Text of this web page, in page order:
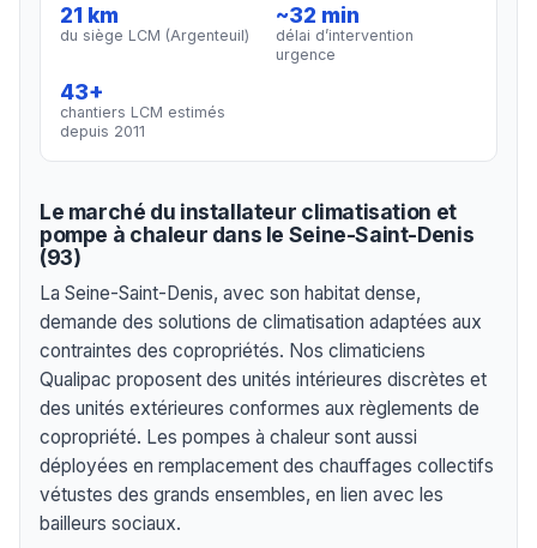
21 km
du siège LCM (Argenteuil)
~32 min
délai d’intervention
urgence
43+
chantiers LCM estimés
depuis 2011
Le marché du installateur climatisation et
pompe à chaleur dans le Seine-Saint-Denis
(93)
La Seine-Saint-Denis, avec son habitat dense,
demande des solutions de climatisation adaptées aux
contraintes des copropriétés. Nos climaticiens
Qualipac proposent des unités intérieures discrètes et
des unités extérieures conformes aux règlements de
copropriété. Les pompes à chaleur sont aussi
déployées en remplacement des chauffages collectifs
vétustes des grands ensembles, en lien avec les
bailleurs sociaux.